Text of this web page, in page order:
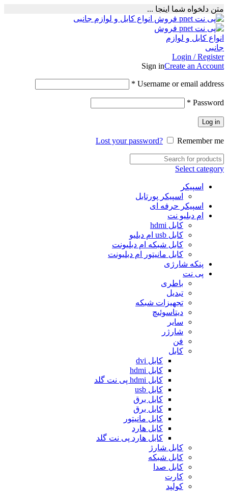
متن دلخواه شما اینجا ...
Login / Register
Sign inCreate an Account
Username or email address
*
Password
*
Log in
Lost your password? Remember me
Select category
اسپیکر
اسپیکر پورتابل
اسپیکر حرفه ای
ام دبلیو نت
کابل hdmi
کابل usb ام دبلیو
کابل شبکه ام دبلیونت
کابل مانیتور ام دبلیونت
پنکه شارژی
پی نت
باطری
تبدیل
تجهیزات شبکه
دیتاسوئیچ
سایر
شارژر
فن
کابل
کابل dvi
کابل hdmi
کابل hdmi پی نت گلد
کابل usb
کابل برق
کابل برق
کابل مانیتور
کابل هارد
کابل هارد پی نت گلد
کابل شارژ
کابل شبکه
کابل صدا
کارت
کولپد